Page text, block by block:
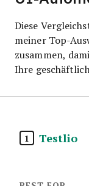
Diese
meiner Top-
zusammen,
Ihre
1 Testlio